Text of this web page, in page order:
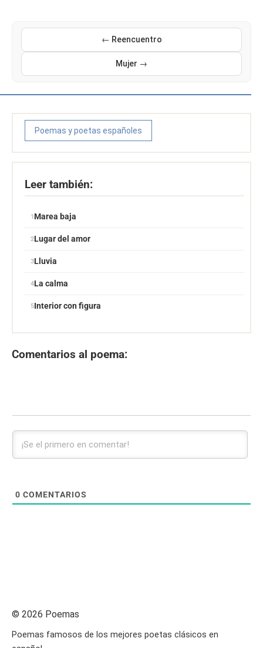
← Reencuentro
Mujer →
Poemas y poetas españoles
Leer también:
Marea baja
Lugar del amor
Lluvia
La calma
Interior con figura
Comentarios al poema:
0 COMENTARIOS
© 2026 Poemas
Poemas famosos de los mejores poetas clásicos en